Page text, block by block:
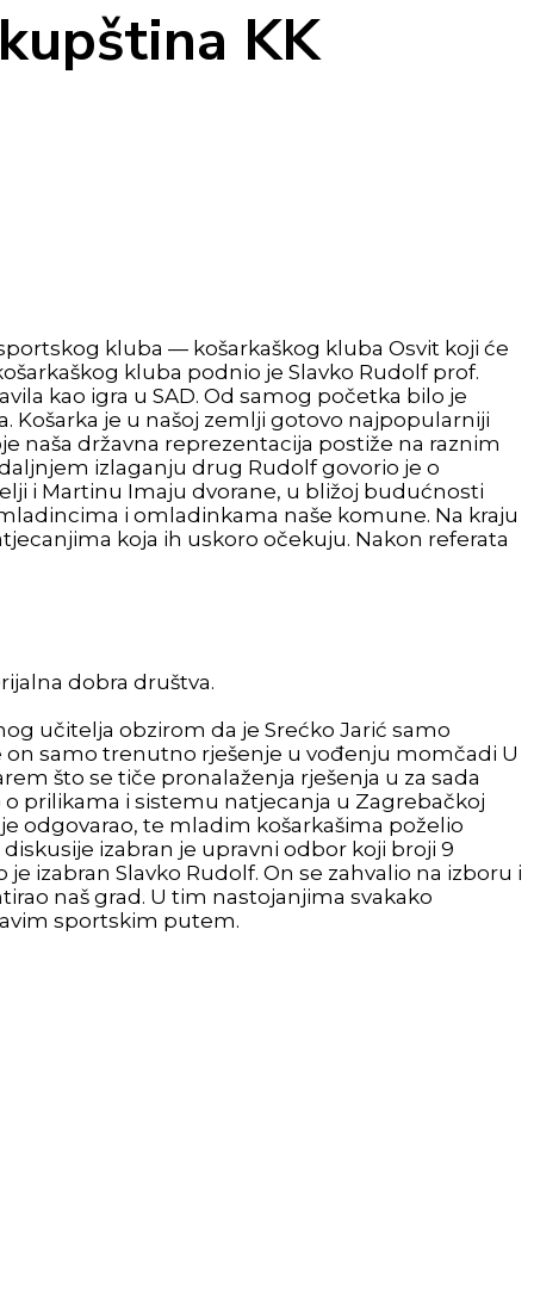
KK
kluba — košarkaškog kluba Osvit koji će
kluba podnio je Slavko Rudolf prof.
kao igra u SAD. Od samog početka bilo je
Košarka je u našoj zemlji gotovo najpopularniji
naša državna reprezentacija postiže na raznim
izlaganju drug Rudolf govorio je o
i Martinu Imaju dvorane, u bližoj budućnosti
i omladinkama naše komune. Na kraju
koja ih uskoro očekuju. Nakon referata
dobra društva.
učitelja obzirom da je Srećko Jarić samo
on samo trenutno rješenje u vođenju momčadi U
što se tiče pronalaženja rješenja u za sada
prilikama i sistemu natjecanja u Zagrebačkoj
odgovarao, te mladim košarkašima poželio
izabran je upravni odbor koji broji 9
izabran Slavko Rudolf. On se zahvalio na izboru i
naš grad. U tim nastojanjima svakako
sportskim putem.